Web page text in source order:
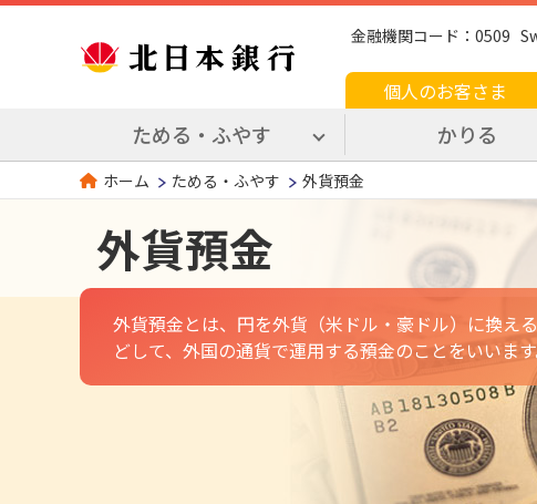
金融機関コード：0509
個人のお客さま
ためる・ふやす かりる
ホーム ためる・ふやす 外貨預金
外貨預金
外貨預金とは、円を外貨（米ドル・豪ドル）に換え
どして、外国の通貨で運用する預金のことをいいます